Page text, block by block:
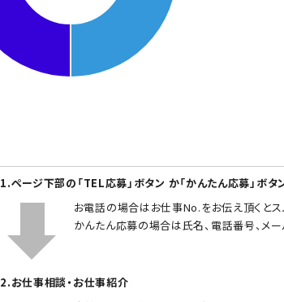
1.ページ下部の「TEL応募」ボタン か「かんたん応募」ボタ
お電話の場合はお仕事No.をお伝え頂くとス
かんたん応募の場合は氏名、電話番号、メ
2.お仕事相談・お仕事紹介